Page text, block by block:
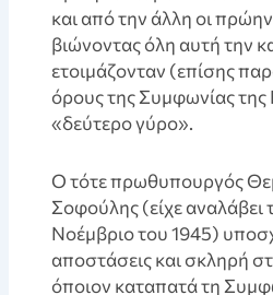
και από την άλλη οι
βιώνοντας όλη αυτή την
ετοιμάζονταν (επίσης
όρους της Συμφωνίας της
«δεύτερο γύρο».
Ο τότε πρωθυπουργός
Σοφούλης (είχε αναλάβει
Νοέμβριο του 1945)
αποστάσεις και σκληρή
όποιον καταπατά τη